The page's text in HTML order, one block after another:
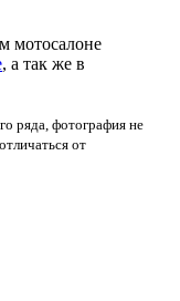
мотосалоне
, а так же в
ряда, фотография не
от